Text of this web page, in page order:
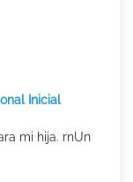
Inicial
mi hija. rnUn